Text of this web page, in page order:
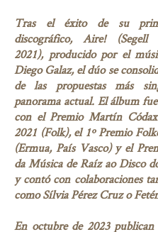
Tras el éxito de su
discográfico, Aire! (Segell
2021), producido por el
Diego Galaz, el dúo se
de las propuestas más
panorama actual. El álbum
con el Premio Martín
2021 (Folk), el 1º Premio
(Ermua, País Vasco) y el
da Música de Raíz ao Disco
y contó con colaboraciones
como Sílvia Pérez Cruz o
En octubre de 2023 publican